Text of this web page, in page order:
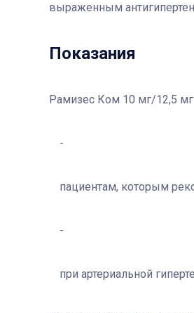
выраженным
Показания
Рамизес Ком 10 мг/12,5 мг
пациентам, которым
при артериальной